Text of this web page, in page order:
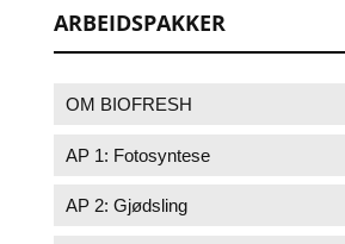
ARBEIDSPAKKER
OM BIOFRESH
AP 1: Fotosyntese
AP 2: Gjødsling